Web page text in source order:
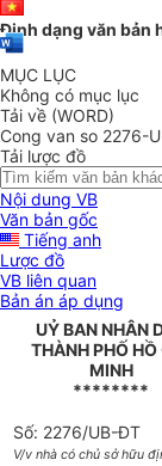
Định dạng văn bản
MỤC LỤC
Không có mục lục
Tải về (WORD)
Cong van so 2276-
Tải lược đồ
Nội dung VB
Văn bản gốc
Tiếng anh
Lược đồ
VB liên quan
Bản án áp dụng
UỶ BAN NHÂN
THÀNH PHỐ HỒ
MINH
********
Số: 2276/UB-ĐT
V/v nhà có chủ sở hữu